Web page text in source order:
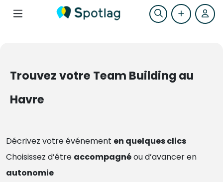
Trouvez votre Team Building au
Havre
Décrivez votre événement en quelques clics
Choisissez d’être accompagnéou d’avancer en
autonomie